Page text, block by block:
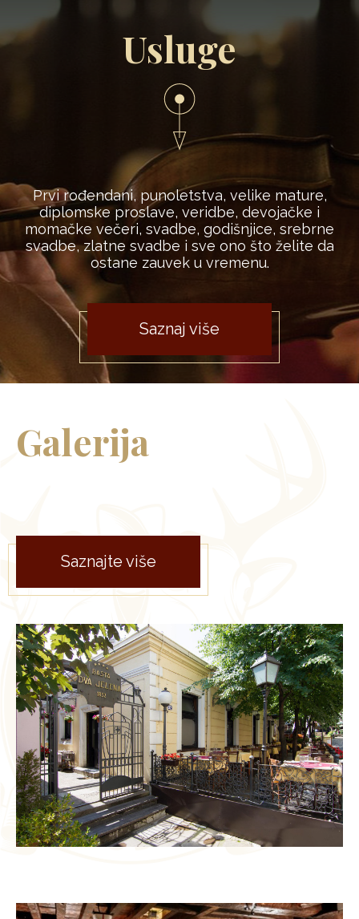
Usluge
Prvi rođendani, punoletstva, velike mature,
diplomske proslave, veridbe, devojačke i
momačke večeri, svadbe, godišnjice, srebrne
svadbe, zlatne svadbe i sve ono što želite da
ostane zauvek u vremenu.
Saznaj više
Galerija
Saznajte više